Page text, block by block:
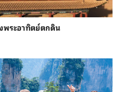
พระอาทิตย์ตกดิน